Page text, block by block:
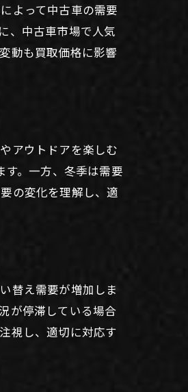
よって中古車の需要
、中古車市場で人気
動も買取価格に影響
アウトドアを楽しむ
す。一方、冬季は需要
の変化を理解し、適
替え需要が増加しま
が停滞している場合
視し、適切に対応す